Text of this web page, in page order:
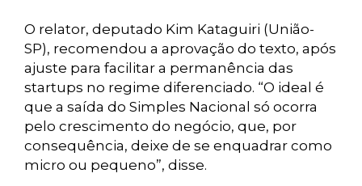
O relator, deputado Kim Kataguiri (União-
SP), recomendou a aprovação do texto, após
ajuste para facilitar a permanência das
startups no regime diferenciado. “O ideal é
que a saída do Simples Nacional só ocorra
pelo crescimento do negócio, que, por
consequência, deixe de se enquadrar como
micro ou pequeno”, disse.